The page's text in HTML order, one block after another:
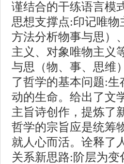
谨结合的干练语言模
思想支撑点:印记唯
方法分析物事与思）
主义、对象唯物主义
与思（物、事、思维
了哲学的基本问题:
动的生命。给出了文
主旨诗创作，提炼了
哲学的宗旨应是统筹
就人心而活。诠释了
关系新思路:阶层为